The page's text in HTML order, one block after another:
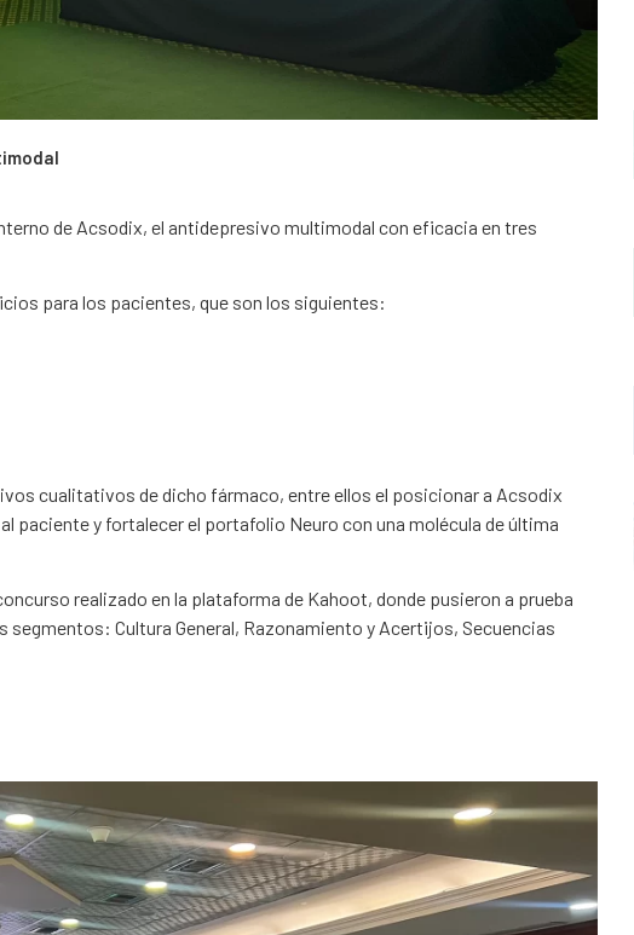
de Acsodix, el antidepresivo multimodal con eficacia en tres
para los pacientes, que son los siguientes:
cualitativos de dicho fármaco, entre ellos el posicionar a Acsodix
paciente y fortalecer el portafolio Neuro con una molécula de última
realizado en la plataforma de Kahoot, donde pusieron a prueba
Cultura General, Razonamiento y Acertijos, Secuencias